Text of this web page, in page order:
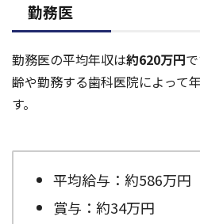
勤務医
勤務医の平均年収は約620万円
齢や勤務する歯科医院によって
す。
平均給与：約586万円
賞与：約34万円